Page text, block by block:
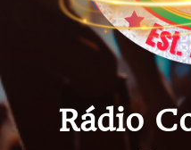
Rádio